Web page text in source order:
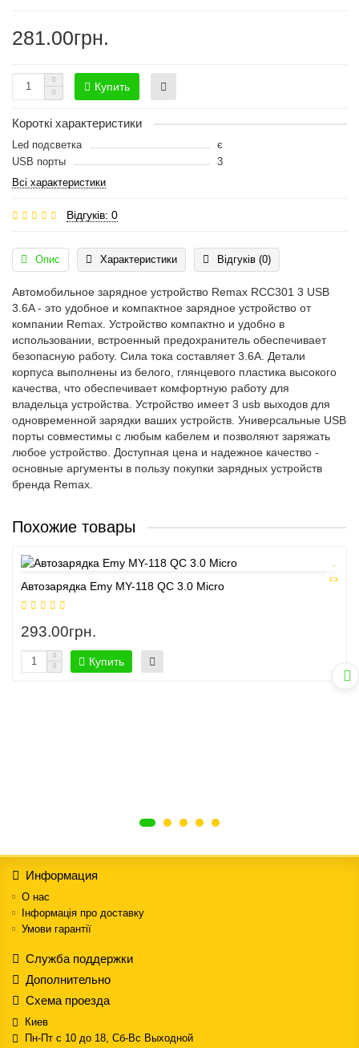
281.00грн.
Купить
Короткі характеристики
Led подсветка
є
USB порты
3
Всі характеристики
Відгуків: 0
Опис Характеристики Відгуків (0)
Автомобильное зарядное устройство Remax RCC301 3 USB
3.6A - это удобное и компактное зарядное устройство от
компании Remax. Устройство компактно и удобно в
использовании, встроенный предохранитель обеспечивает
безопасную работу. Сила тока составляет 3.6A. Детали
корпуса выполнены из белого, глянцевого пластика высокого
качества, что обеспечивает комфортную работу для
владельца устройства. Устройство имеет 3 usb выходов для
одновременной зарядки ваших устройств. Универсальные USB
порты совместимы с любым кабелем и позволяют заряжать
любое устройство. Доступная цена и надежное качество -
основные аргументы в пользу покупки зарядных устройств
бренда Remax.
Похожие товары
Автозарядка Emy MY-118 QC 3.0 Micro
293.00грн.
Купить
Информация
О нас
Інформація про доставку
Умови гарантії
Служба поддержки
Дополнительно
Схема проезда
Киев
Пн-Пт с 10 до 18, Сб-Вс Выходной